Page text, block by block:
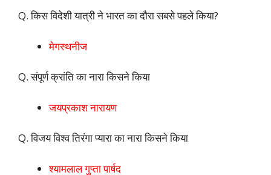
Q. किस विदेशी यात्री ने भारत का दौरा सबसे पहले किया?
मेगस्थनीज
Q. संपूर्ण क्रांति का नारा किसने किया
जयप्रकाश नारायण
Q. विजय विश्व तिरंगा प्यारा का नारा किसने किया
श्यामलाल गुप्ता पार्षद